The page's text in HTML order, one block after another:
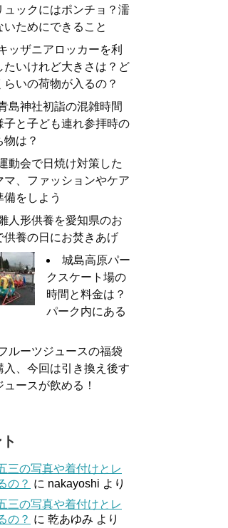
ュックにはポンチョ？濡
いためにできること
ッザニアロッカーを利
たいけれど大きさは？ど
らいの荷物が入るの？
島神社初詣の混雑時間
子と子ども連れ参拝時の
物は？
動会で日焼け対策した
マ、ファッションやケア
備をしよう
人形供養を愛知県のお
供養の日にお焚きあげ
城島高原パー
クスケート場の
時間と料金は？
パーク内にある
ルーツジュースの福袋
入、今回は引き換え後す
ュースが飲める！
三の写真や着付けとレ
の？ に nakayoshi より
三の写真や着付けとレ
の？ に 乾あゆみ より